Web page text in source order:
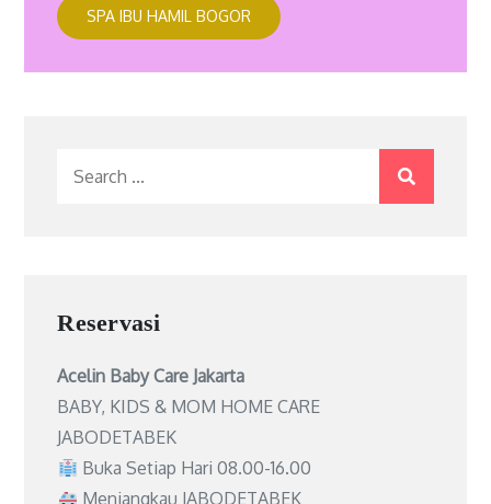
SPA IBU HAMIL BOGOR
Search
Reservasi
Acelin Baby Care Jakarta
BABY, KIDS & MOM HOME CARE
JABODETABEK
Buka Setiap Hari 08.00-16.00
Menjangkau JABODETABEK